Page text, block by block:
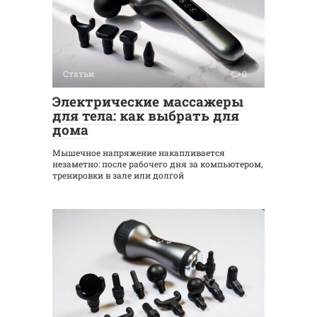
Статьи 0
Электрические массажеры
для тела: как выбрать для
дома
Мышечное напряжение накапливается
незаметно: после рабочего дня за компьютером,
тренировки в зале или долгой